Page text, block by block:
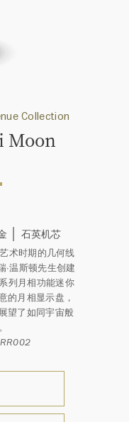
Collection
Moon
石英机芯
术时期的几何线
∙温斯顿先生创建
列月相功能迷你
的月相显示盘，
望了如同宇宙般